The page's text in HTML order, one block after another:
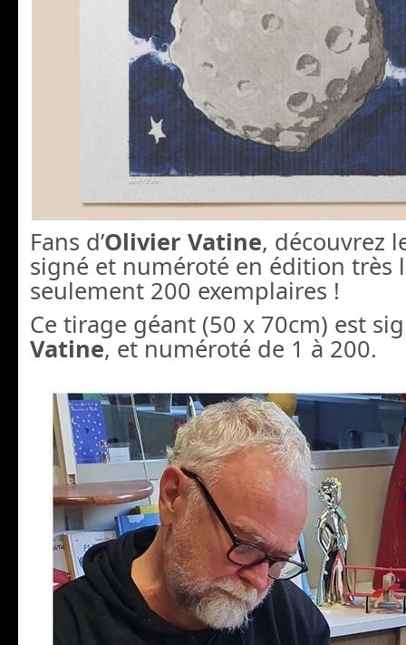
Fans d’Olivier Vatine, découvrez
signé et numéroté en édition très
seulement 200 exemplaires !
Ce tirage géant (50 x 70cm) est
Vatine, et numéroté de 1 à 200.